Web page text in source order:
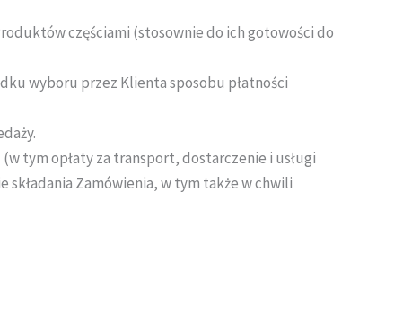
częściami (stosownie do ich gotowości do
wyboru przez Klienta sposobu płatności
tym opłaty za transport, dostarczenie i usługi
Zamówienia, w tym także w chwili